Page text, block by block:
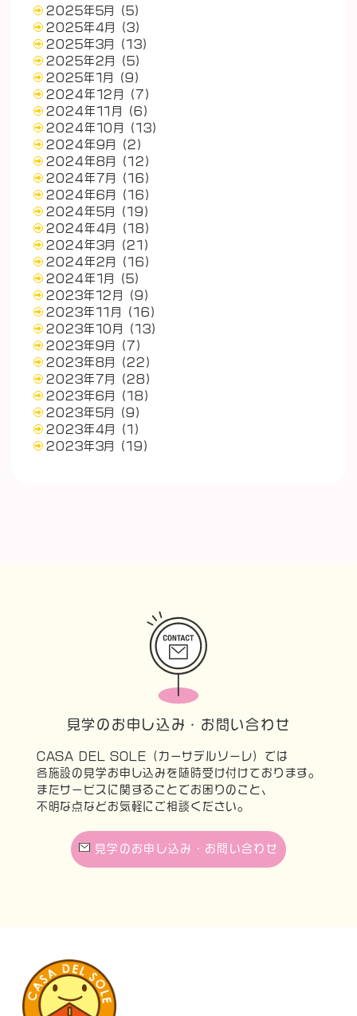
2025年5月
(5)
2025年4月
(3)
2025年3月
(13)
2025年2月
(5)
2025年1月
(9)
2024年12月
(7)
2024年11月
(6)
2024年10月
(13)
2024年9月
(2)
2024年8月
(12)
2024年7月
(16)
2024年6月
(16)
2024年5月
(19)
2024年4月
(18)
2024年3月
(21)
2024年2月
(16)
2024年1月
(5)
2023年12月
(9)
2023年11月
(16)
2023年10月
(13)
2023年9月
(7)
2023年8月
(22)
2023年7月
(28)
2023年6月
(18)
2023年5月
(9)
2023年4月
(1)
2023年3月
(19)
見学のお申し込み・お問い合わせ
CASA DEL SOLE（カーサデルソーレ）では
各施設の見学お申し込みを随時受け付けております。
またサービスに関することでお困りのこと、
不明な点などお気軽にご相談ください。
見学のお申し込み・お問い合わせ